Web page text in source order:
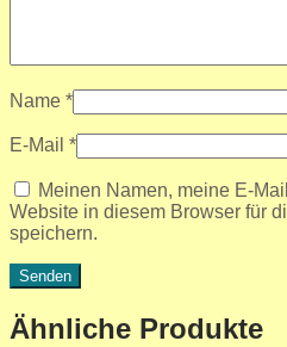
Name *
E-Mail *
Meinen Namen, meine E-
Website in diesem Browser für
speichern.
Ähnliche Produkte